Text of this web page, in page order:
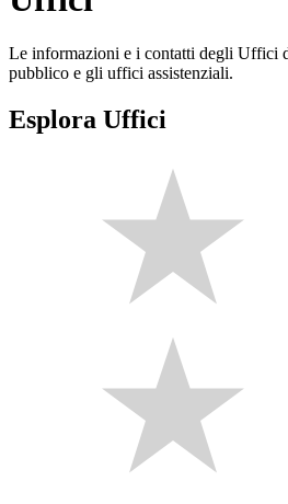
Le informazioni e i contatti degli Uffici
pubblico e gli uffici assistenziali.
Esplora Uffici